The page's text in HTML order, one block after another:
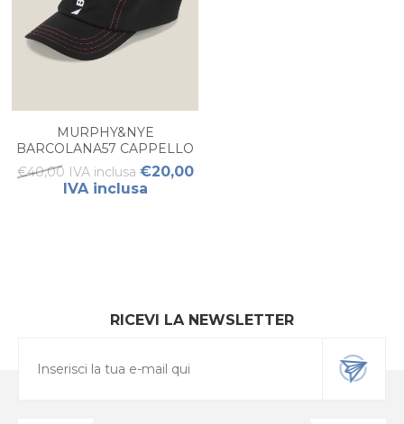
MURPHY&NYE
BARCOLANA57 CAPPELLO
UOMO
€40,00 IVA inclusa €20,00
IVA inclusa
RICEVI LA NEWSLETTER